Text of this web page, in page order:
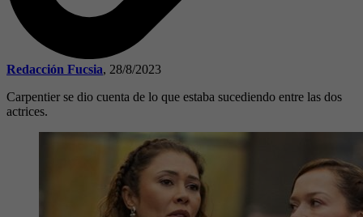
Redacción Fucsia, 28/8/2023
Carpentier se dio cuenta de lo que estaba sucediendo entre las dos
actrices.